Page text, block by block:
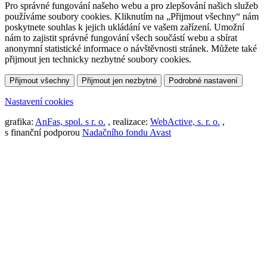
Pro správné fungování našeho webu a pro zlepšování našich služeb
používáme soubory cookies. Kliknutím na „Přijmout všechny“ nám
poskytnete souhlas k jejich ukládání ve vašem zařízení. Umožní
nám to zajistit správné fungování všech součástí webu a sbírat
anonymní statistické informace o návštěvnosti stránek. Můžete také
přijmout jen technicky nezbytné soubory cookies.
Přijmout všechny Přijmout jen nezbytné Podrobné nastavení
Nastavení cookies
grafika: AnFas, spol. s r. o. , realizace: WebActive, s. r. o. ,
s finanční podporou Nadačního fondu Avast